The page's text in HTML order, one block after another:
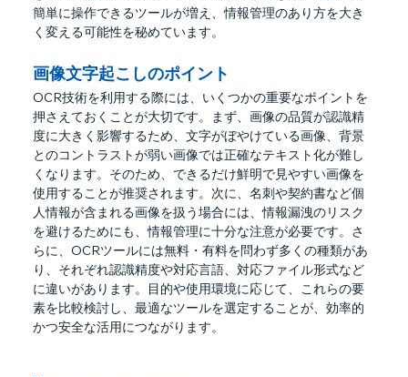
簡単に操作できるツールが増え、情報管理のあり方を大き
く変える可能性を秘めています。
画像文字起こしのポイント
OCR技術を利用する際には、いくつかの重要なポイントを
押さえておくことが大切です。まず、画像の品質が認識精
度に大きく影響するため、文字がぼやけている画像、背景
とのコントラストが弱い画像では正確なテキスト化が難し
くなります。そのため、できるだけ鮮明で見やすい画像を
使用することが推奨されます。次に、名刺や契約書など個
人情報が含まれる画像を扱う場合には、情報漏洩のリスク
を避けるためにも、情報管理に十分な注意が必要です。さ
らに、OCRツールには無料・有料を問わず多くの種類があ
り、それぞれ認識精度や対応言語、対応ファイル形式など
に違いがあります。目的や使用環境に応じて、これらの要
素を比較検討し、最適なツールを選定することが、効率的
かつ安全な活用につながります。